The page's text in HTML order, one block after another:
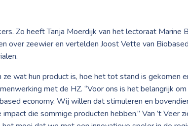
Zo heeft Tanja Moerdijk van het lectoraat Marine
over zeewier en vertelden Joost Vette van
wat hun product is, hoe het tot stand is gekomen
met de HZ. “Voor ons is het belangrijk
economy. Wij willen dat stimuleren en
die sommige producten hebben.” Van ’t Veer